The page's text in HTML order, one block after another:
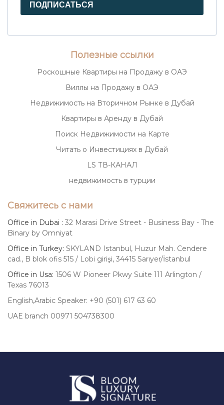
ПОДПИСАТЬСЯ
Полезные ссылки
Роскошные Квартиры на Продажу в ОАЭ
Виллы на Продажу в ОАЭ
Недвижимость на Вторичном Рынке в Дубай
Квартиры в Аренду в Дубай
Поиск Недвижимости на Карте
Читать о Инвестициях в Дубай
LS ТВ-КАНАЛ
недвижимость в турции
Свяжитесь с нами
Office in Dubai : 32 Marasi Drive Street - Business Bay - The
Binary by Omniyat
Office in Turkey: SKYLAND Istanbul, Huzur Mah. Cendere
cad., B blok ofis 515 / Lobi girişi, 34415 Sarıyer/İstanbul
Office in Usa: 1506 W Pioneer Pkwy Suite 111 Arlington /
Texas 76013
English,Arabic Speaker: +90 (501) 617 63 60
UAE branch 00971 504738300